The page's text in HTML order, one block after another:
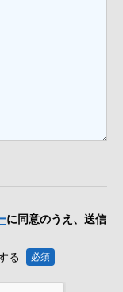
に同意のうえ、送信
る
必須